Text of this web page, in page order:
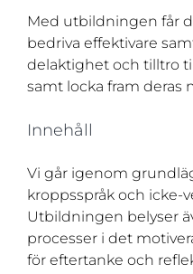
Med utbildningen får
bedriva effektivare
delaktighet och tilltro
samt locka fram deras
Innehåll
Vi går igenom
kroppsspråk och icke-
Utbildningen belyser
processer i det
för eftertanke och